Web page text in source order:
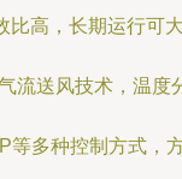
比高，长期运行可
流送风技术，温度
等多种控制方式，